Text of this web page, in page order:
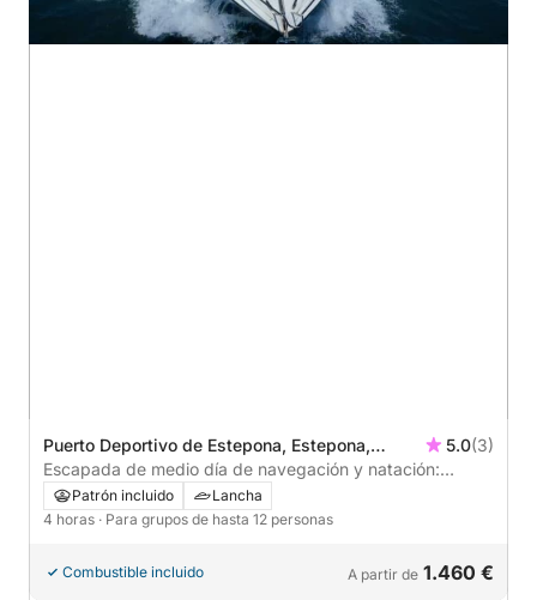
Puerto Deportivo de Estepona, Estepona,
España
5.0(3)
Escapada de medio día de navegación y natación:
escapada de 4 horas
Patrón incluido
Lancha
4 horas · Para grupos de hasta 12 personas
Combustible incluido A partir de 1.460 €